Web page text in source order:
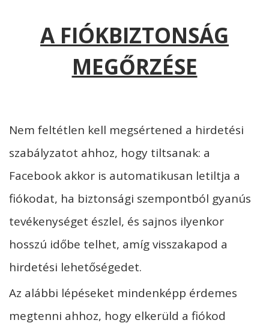
A FIÓKBIZTONSÁG
MEGŐRZÉSE
Nem feltétlen kell megsértened a hirdetési
szabályzatot ahhoz, hogy tiltsanak: a
Facebook akkor is automatikusan letiltja a
fiókodat, ha biztonsági szempontból gyanús
tevékenységet észlel, és sajnos ilyenkor
hosszú időbe telhet, amíg visszakapod a
hirdetési lehetőségedet.
Az alábbi lépéseket mindenképp érdemes
megtenni ahhoz, hogy elkerüld a fiókod